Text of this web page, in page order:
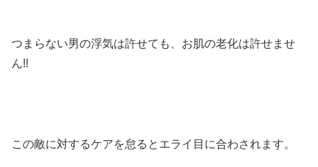
つまらない男の浮気は許せても、お肌の老化は許せませ
ん!!
この敵に対するケアを怠るとエライ目に合わされます。